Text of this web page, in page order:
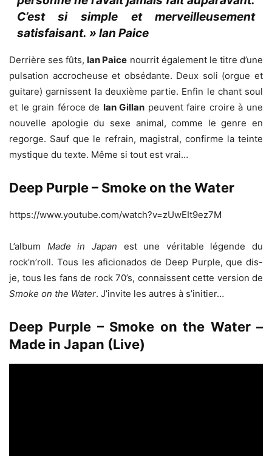
C’est si simple et merveilleusement
satisfaisant. » Ian Paice
Derrière ses fûts, Ian Paice nourrit également le titre d’une
pulsation accrocheuse et obsédante. Deux soli (orgue et
guitare) garnissent la deuxième partie. Enfin le chant soul
et le grain féroce de Ian Gillan peuvent faire croire à une
nouvelle apologie du sexe animal, comme le genre en
regorge. Sauf que le refrain, magistral, confirme la teinte
mystique du texte. Même si tout est vrai…
Deep Purple – Smoke on the Water
https://www.youtube.com/watch?v=zUwEIt9ez7M
L’album Made in Japan est une véritable légende du
rock’n’roll. Tous les aficionados de Deep Purple, que dis-
je, tous les fans de rock 70’s, connaissent cette version de
Smoke on the Water. J’invite les autres à s’initier…
Deep Purple – Smoke on the Water –
Made in Japan (Live)